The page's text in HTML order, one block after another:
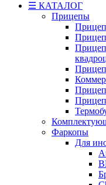
☰ КАТАЛОГ
Прицепы
Фаркопы
Для